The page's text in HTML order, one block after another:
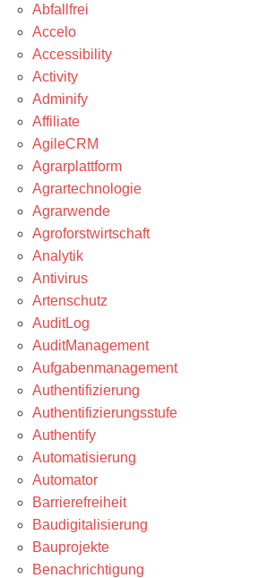
Abfallfrei
Accelo
Accessibility
Activity
Adminify
Affiliate
AgileCRM
Agrarplattform
Agrartechnologie
Agrarwende
Agroforstwirtschaft
Analytik
Antivirus
Artenschutz
AuditLog
AuditManagement
Aufgabenmanagement
Authentifizierung
Authentifizierungsstufe
Authentify
Automatisierung
Automator
Barrierefreiheit
Baudigitalisierung
Bauprojekte
Benachrichtigung